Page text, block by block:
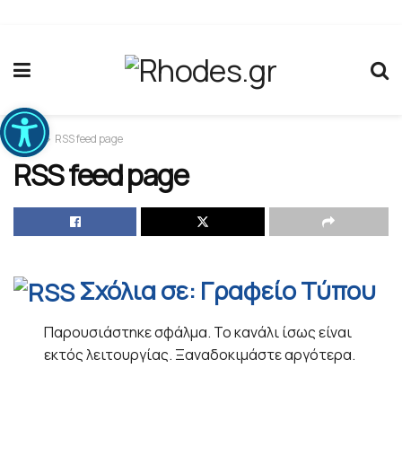
Ανοίξτε τη γραμμή εργαλείων
Home RSS feed page
RSS feed page
Σχόλια σε: Γραφείο Τύπου
Παρουσιάστηκε σφάλμα. Το κανάλι ίσως είναι
εκτός λειτουργίας. Ξαναδοκιμάστε αργότερα.